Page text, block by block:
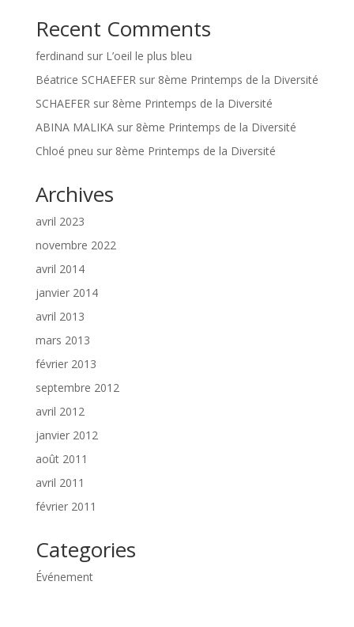
Recent Comments
ferdinand sur L’oeil le plus bleu
Béatrice SCHAEFERsur 8ème Printemps de la Diversité
SCHAEFERsur 8ème Printemps de la Diversité
ABINA MALIKAsur 8ème Printemps de la Diversité
Chloé pneu sur 8ème Printemps de la Diversité
Archives
avril 2023
novembre 2022
avril 2014
janvier 2014
avril 2013
mars 2013
février 2013
septembre 2012
avril 2012
janvier 2012
août 2011
avril 2011
février 2011
Categories
Événement